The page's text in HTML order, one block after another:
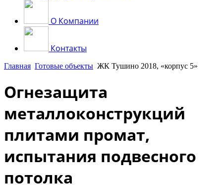
О Компании
Контакты
Главная Готовые объекты ЖК Тушино 2018, «корпус 5»
Огнезащита
металлоконструкций
плитами промат,
испытания подвесного
потолка